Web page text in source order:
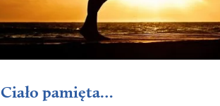
Ciało pamięta…